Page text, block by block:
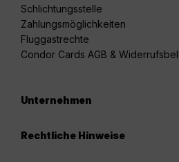
Schlichtungsstelle
Zahlungsmöglichkeiten
Fluggastrechte
Condor Cards AGB &
Unternehmen
Rechtliche Hinweise